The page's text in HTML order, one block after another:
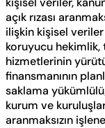
açık rızası
ilişkin kişisel veriler
koruyucu hekimlik,
hizmetlerinin
finansmanının
saklama
kurum ve
aranmaksızın